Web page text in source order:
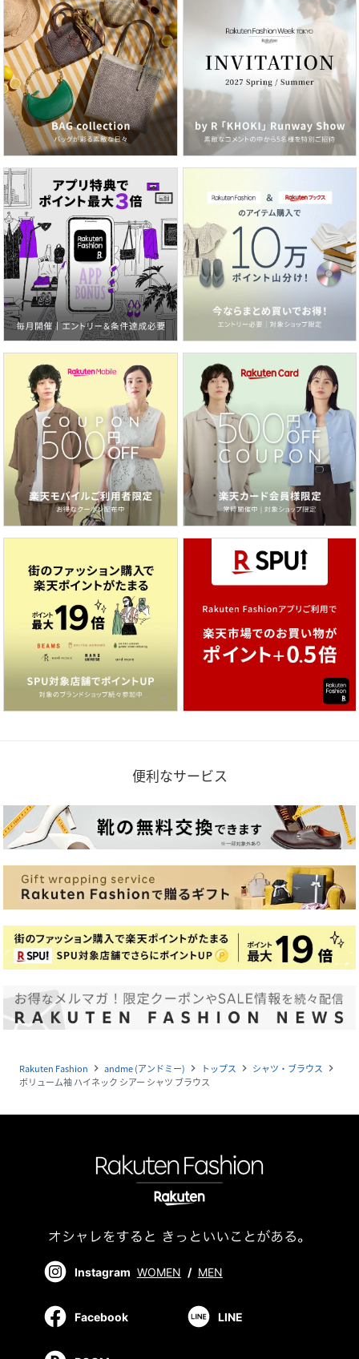
便利なサービス
Rakuten Fashion navigate_next andme (アンドミー) navigate_next トップス navigate_next シャツ・ブラウス navigate_next
ボリューム袖 ハイネック シアー シャツ ブラウス
Instagram WOMEN / MEN
Facebook LINE